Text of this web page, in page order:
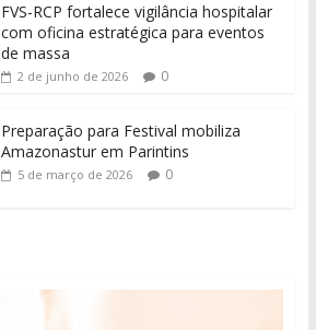
FVS-RCP fortalece vigilância hospitalar
com oficina estratégica para eventos
de massa
2 de junho de 2026 0
Preparação para Festival mobiliza
Amazonastur em Parintins
5 de março de 2026 0